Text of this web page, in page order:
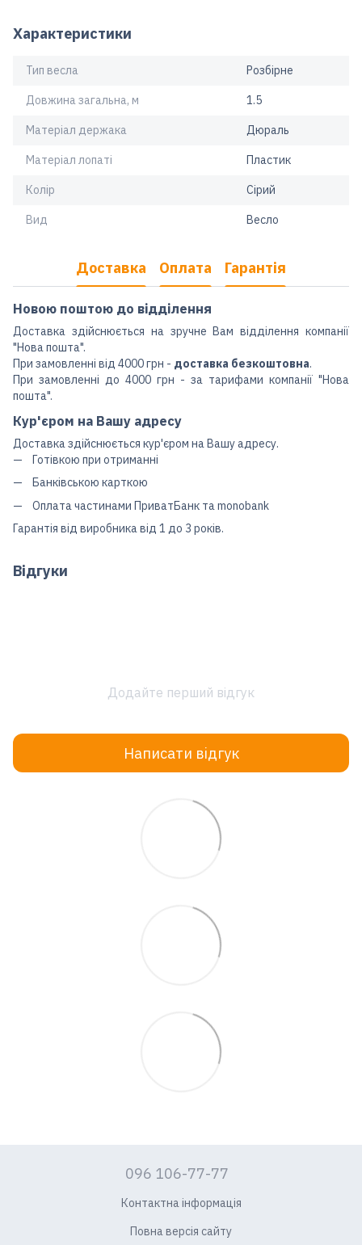
Характеристики
Тип весла Розбірне
Довжина загальна, м 1.5
Матеріал держака Дюраль
Матеріал лопаті Пластик
Колір Сірий
Вид Весло
Доставка Оплата Гарантія
Новою поштою до відділення
Доставка здійснюється на зручне Вам відділення компанії
"Нова пошта".
При замовленні від 4000 грн - доставка безкоштовна.
При замовленні до 4000 грн - за тарифами компанії "Нова
пошта".
Кур'єром на Вашу адресу
Доставка здійснюється кур'єром на Вашу адресу.
Готівкою при отриманні
Банківською карткою
Оплата частинами ПриватБанк та monobank
Гарантія від виробника від 1 до 3 років.
Відгуки
Додайте перший відгук
Написати відгук
096 106-77-77
Контактна інформація
Повна версія сайту